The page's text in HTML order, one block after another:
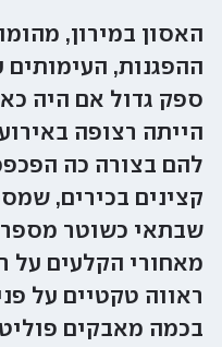
האסון במירון,
ספק גדול אם היה
הייתה רצופה
להם בצורה כה
קצינים בכירים,
שבתאי כשוטר מספר
מאחורי הקלעים על
ראווה טקטיים על
בכמה מאבקים